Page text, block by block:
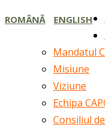
ROMÂNĂ ENGLISH
Mandatul
Misiune
Viziune
Echipa
Consiliul